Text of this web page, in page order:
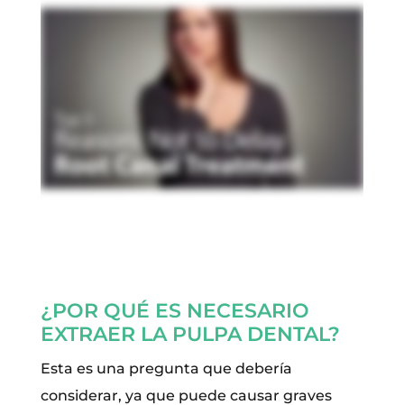
¿POR QUÉ ES NECESARIO
EXTRAER LA PULPA DENTAL?
Esta es una pregunta que debería
considerar, ya que puede causar graves